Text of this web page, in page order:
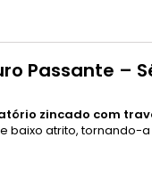
Passante –
zincado com
baixo atrito, tornando-